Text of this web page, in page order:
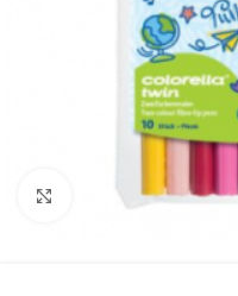
Mareste